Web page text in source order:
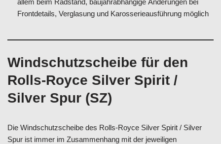
allem beim Radstand, baujahrabhängige Änderungen bei
Frontdetails, Verglasung und Karosserieausführung möglich
Windschutzscheibe für den
Rolls-Royce Silver Spirit /
Silver Spur (SZ)
Die Windschutzscheibe des Rolls-Royce Silver Spirit / Silver
Spur ist immer im Zusammenhang mit der jeweiligen